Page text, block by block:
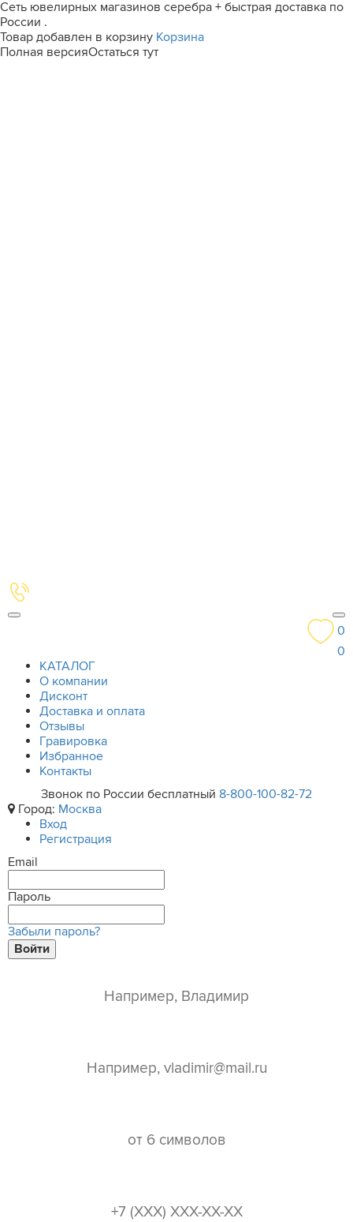
Сеть ювелирных магазинов серебра + быстрая доставка по
России .
Товар добавлен в корзину Корзина
Полная версияОстаться тут
0
0
КАТАЛОГ
О компании
Дисконт
Доставка и оплата
Отзывы
Гравировка
Избранное
Контакты
Звонок по России бесплатный 8-800-100-82-72
Город: Москва
Вход
Регистрация
Email
Пароль
Забыли пароль?
Войти